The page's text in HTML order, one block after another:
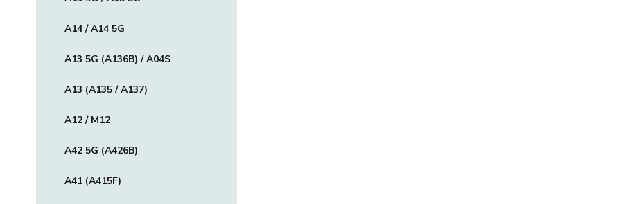
A14 / A14 5G
A13 5G (A136B) / A04S
A13 (A135 / A137)
A12 / M12
A42 5G (A426B)
A41 (A415F)